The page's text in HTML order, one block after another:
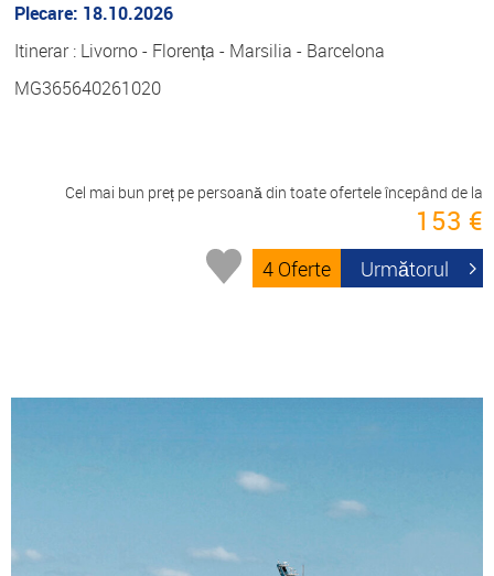
Plecare: 18.10.2026
Itinerar : Livorno - Florența - Marsilia - Barcelona
MG365640261020
Cel mai bun preț pe persoană din toate ofertele începând de la
153 €
4 Oferte Următorul